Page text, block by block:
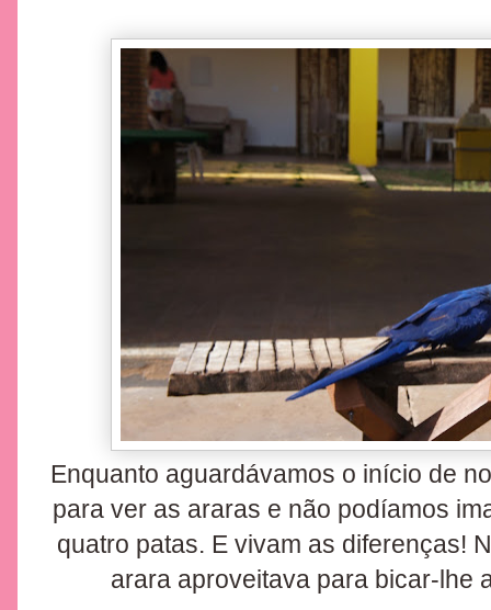
Enquanto aguardávamos o início de
para ver as araras e não podíamos
quatro patas. E vivam as diferenças!
arara aproveitava para bicar-